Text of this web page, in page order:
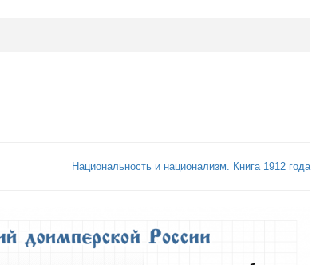
Национальность и национализм. Книга 1912 года